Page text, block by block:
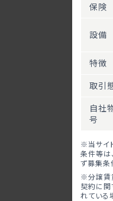
保険
設備
特徴
取引
自社
号
※当サイ
条件等は
ず募集条
※分譲賃
契約に関
れている